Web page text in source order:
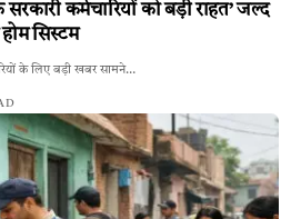
कर्मचारियों को बड़ी राहत’ जल्द
सिस्टम
के लिए बड़ी खबर सामने…